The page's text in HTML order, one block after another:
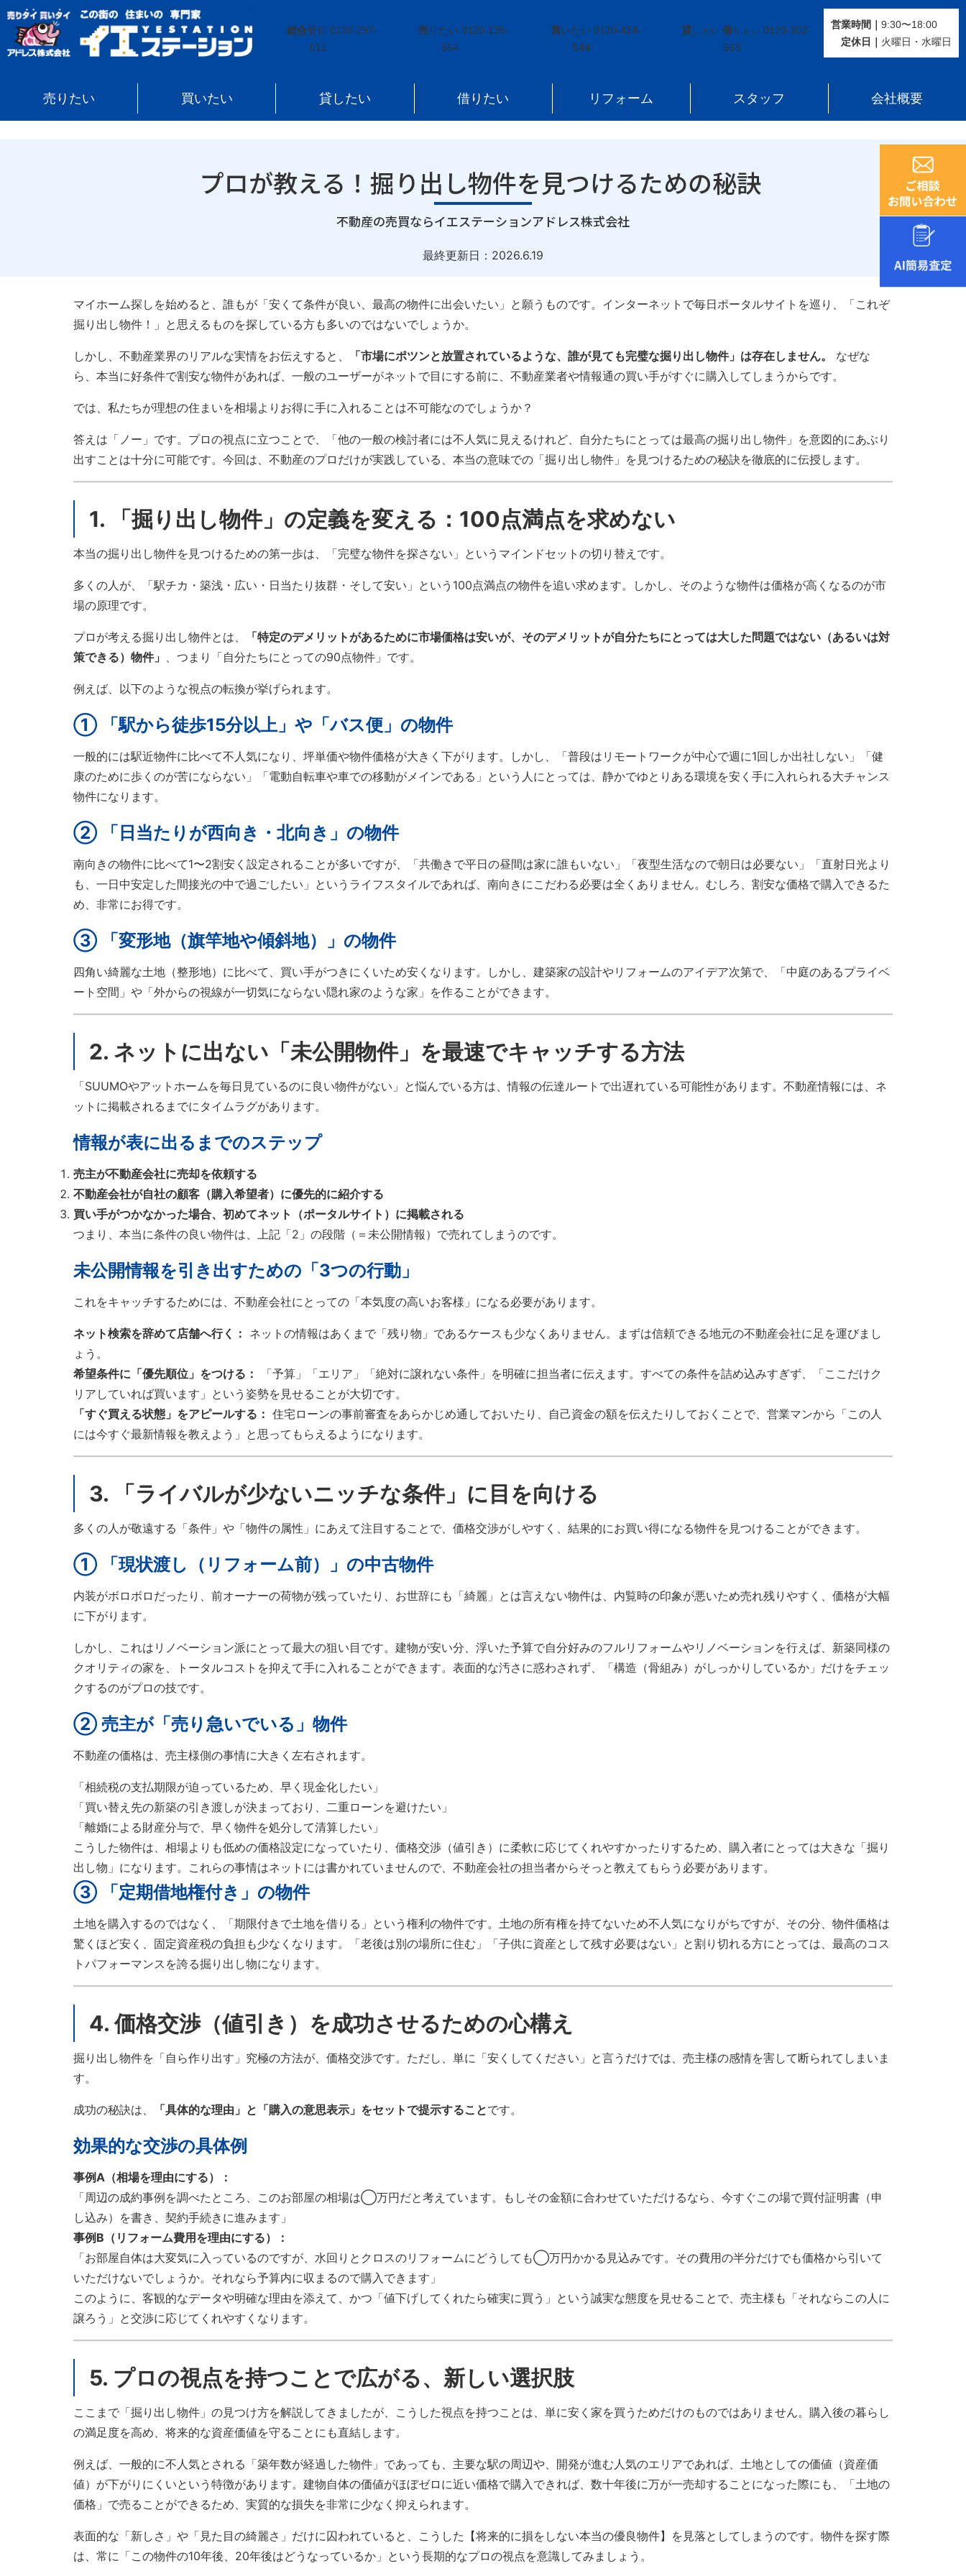
総合受付 0120-297-
011
売りたい 0120-139-
664
買いたい 0120-424-
544
貸し たい 借り たい 0120-302-
563
営業時間｜ 9:30〜18:00
定休⽇｜ 火曜⽇・水曜⽇
売りたい 買いたい 貸したい 借りたい リフォーム スタッフ 会社概要
イエステーション » 投稿トップ
プロが教える！掘り出し物件を見つけるための秘訣
｜
不動産の売買ならイエステーションアドレス株式会社
最終更新日： 2026.6.19
マイホーム探しを始めると、誰もが「安くて条件が良い、最高の物件に出会いたい」と願うものです。インターネットで毎日ポータルサイトを巡り、「これぞ
掘り出し物件！」と思えるものを探している方も多いのではないでしょうか。
しかし、不動産業界のリアルな実情をお伝えすると、 「市場にポツンと放置されているような、誰が見ても完璧な掘り出し物件」は存在しません。
なぜな
ら、本当に好条件で割安な物件があれば、一般のユーザーがネットで目にする前に、不動産業者や情報通の買い手がすぐに購入してしまうからです。
では、私たちが理想の住まいを相場よりお得に手に入れることは不可能なのでしょうか？
答えは「ノー」です。プロの視点に立つことで、「他の一般の検討者には不人気に見えるけれど、自分たちにとっては最高の掘り出し物件」を意図的にあぶり
出すことは十分に可能です。今回は、不動産のプロだけが実践している、本当の意味での「掘り出し物件」を見つけるための秘訣を徹底的に伝授します。
1. 「掘り出し物件」の定義を変える：100点満点を求めない
本当の掘り出し物件を見つけるための第一歩は、「完璧な物件を探さない」というマインドセットの切り替えです。
多くの人が、「駅チカ・築浅・広い・日当たり抜群・そして安い」という100点満点の物件を追い求めます。しかし、そのような物件は価格が高くなるのが市
場の原理です。
プロが考える掘り出し物件とは、
「特定のデメリットがあるために市場価格は安いが、そのデメリットが自分たちにとっては大した問題ではない（あるいは対
策できる）物件」 、つまり「自分たちにとっての90点物件」です。
例えば、以下のような視点の転換が挙げられます。
① 「駅から徒歩15分以上」や「バス便」の物件
一般的には駅近物件に比べて不人気になり、坪単価や物件価格が大きく下がります。しかし、「普段はリモートワークが中心で週に1回しか出社しない」「健
康のために歩くのが苦にならない」「電動自転車や車での移動がメインである」という人にとっては、静かでゆとりある環境を安く手に入れられる大チャンス
物件になります。
② 「日当たりが西向き・北向き」の物件
南向きの物件に比べて1〜2割安く設定されることが多いですが、「共働きで平日の昼間は家に誰もいない」「夜型生活なので朝日は必要ない」「直射日光より
も、一日中安定した間接光の中で過ごしたい」というライフスタイルであれば、南向きにこだわる必要は全くありません。むしろ、割安な価格で購入できるた
め、非常にお得です。
③ 「変形地（旗竿地や傾斜地）」の物件
四角い綺麗な土地（整形地）に比べて、買い手がつきにくいため安くなります。しかし、建築家の設計やリフォームのアイデア次第で、「中庭のあるプライベ
ート空間」や「外からの視線が一切気にならない隠れ家のような家」を作ることができます。
2. ネットに出ない「未公開物件」を最速でキャッチする方法
「SUUMOやアットホームを毎日見ているのに良い物件がない」と悩んでいる方は、情報の伝達ルートで出遅れている可能性があります。不動産情報には、ネ
ットに掲載されるまでにタイムラグがあります。
情報が表に出るまでのステップ
売主が不動産会社に売却を依頼する
不動産会社が自社の顧客（購入希望者）に優先的に紹介する
買い手がつかなかった場合、初めてネット（ポータルサイト）に掲載される
つまり、本当に条件の良い物件は、上記「2」の段階（＝未公開情報）で売れてしまうのです。
未公開情報を引き出すための「3つの行動」
これをキャッチするためには、不動産会社にとっての「本気度の高いお客様」になる必要があります。
ネット検索を辞めて店舗へ行く： ネットの情報はあくまで「残り物」であるケースも少なくありません。まずは信頼できる地元の不動産会社に足を運びまし
ょう。
希望条件に「優先順位」をつける：
「予算」「エリア」「絶対に譲れない条件」を明確に担当者に伝えます。すべての条件を詰め込みすぎず、「ここだけク
リアしていれば買います」という姿勢を見せることが大切です。
「すぐ買える状態」をアピールする： 住宅ローンの事前審査をあらかじめ通しておいたり、自己資金の額を伝えたりしておくことで、営業マンから「この人
には今すぐ最新情報を教えよう」と思ってもらえるようになります。
3. 「ライバルが少ないニッチな条件」に目を向ける
多くの人が敬遠する「条件」や「物件の属性」にあえて注目することで、価格交渉がしやすく、結果的にお買い得になる物件を見つけることができます。
① 「現状渡し（リフォーム前）」の中古物件
内装がボロボロだったり、前オーナーの荷物が残っていたり、お世辞にも「綺麗」とは言えない物件は、内覧時の印象が悪いため売れ残りやすく、価格が大幅
に下がります。
しかし、これはリノベーション派にとって最大の狙い目です。建物が安い分、浮いた予算で自分好みのフルリフォームやリノベーションを行えば、新築同様の
クオリティの家を、トータルコストを抑えて手に入れることができます。表面的な汚さに惑わされず、「構造（骨組み）がしっかりしているか」だけをチェッ
クするのがプロの技です。
② 売主が「売り急いでいる」物件
不動産の価格は、売主様側の事情に大きく左右されます。
「相続税の支払期限が迫っているため、早く現金化したい」
「買い替え先の新築の引き渡しが決まっており、二重ローンを避けたい」
「離婚による財産分与で、早く物件を処分して清算したい」
こうした物件は、相場よりも低めの価格設定になっていたり、価格交渉（値引き）に柔軟に応じてくれやすかったりするため、購入者にとっては大きな「掘り
出し物」になります。これらの事情はネットには書かれていませんので、不動産会社の担当者からそっと教えてもらう必要があります。
③ 「定期借地権付き」の物件
土地を購入するのではなく、「期限付きで土地を借りる」という権利の物件です。土地の所有権を持てないため不人気になりがちですが、その分、物件価格は
驚くほど安く、固定資産税の負担も少なくなります。「老後は別の場所に住む」「子供に資産として残す必要はない」と割り切れる方にとっては、最高のコス
トパフォーマンスを誇る掘り出し物になります。
4. 価格交渉（値引き）を成功させるための心構え
掘り出し物件を「自ら作り出す」究極の方法が、価格交渉です。ただし、単に「安くしてください」と言うだけでは、売主様の感情を害して断られてしまいま
す。
成功の秘訣は、 「具体的な理由」と「購入の意思表示」をセットで提示することです。
効果的な交渉の具体例
事例A（相場を理由にする）：
「周辺の成約事例を調べたところ、このお部屋の相場は◯万円だと考えています。もしその金額に合わせていただけるなら、今すぐこの場で買付証明書（申
し込み）を書き、契約手続きに進みます」
事例B（リフォーム費用を理由にする）：
「お部屋自体は大変気に入っているのですが、水回りとクロスのリフォームにどうしても◯万円かかる見込みです。その費用の半分だけでも価格から引いて
いただけないでしょうか。それなら予算内に収まるので購入できます」
このように、客観的なデータや明確な理由を添えて、かつ「値下げしてくれたら確実に買う」という誠実な態度を見せることで、売主様も「それならこの人に
譲ろう」と交渉に応じてくれやすくなります。
5. プロの視点を持つことで広がる、新しい選択肢
ここまで「掘り出し物件」の見つけ方を解説してきましたが、こうした視点を持つことは、単に安く家を買うためだけのものではありません。購入後の暮らし
の満足度を高め、将来的な資産価値を守ることにも直結します。
例えば、一般的に不人気とされる「築年数が経過した物件」であっても、主要な駅の周辺や、開発が進む人気のエリアであれば、土地としての価値（資産価
値）が下がりにくいという特徴があります。建物自体の価値がほぼゼロに近い価格で購入できれば、数十年後に万が一売却することになった際にも、「土地の
価格」で売ることができるため、実質的な損失を非常に少なく抑えられます。
表面的な「新しさ」や「見た目の綺麗さ」だけに囚われていると、こうした【将来的に損をしない本当の優良物件】を見落としてしまうのです。物件を探す際
は、常に「この物件の10年後、20年後はどうなっているか」という長期的なプロの視点を意識してみましょう。